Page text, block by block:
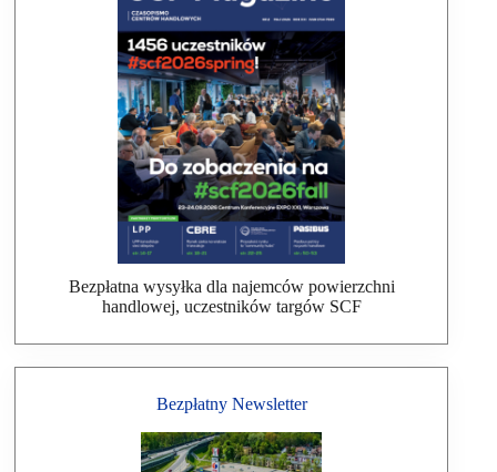
Bezpłatna wysyłka dla najemców powierzchni
handlowej, uczestników targów SCF
Bezpłatny Newsletter